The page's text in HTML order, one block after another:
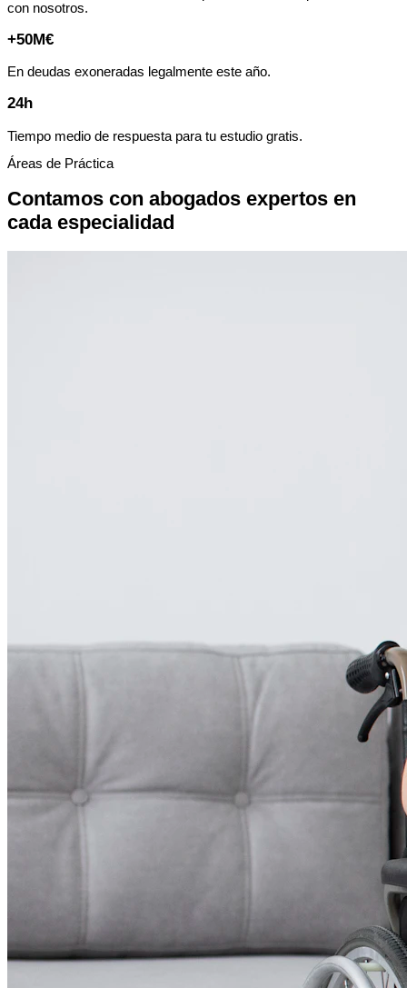
con nosotros.
+50M€
En deudas exoneradas legalmente este año.
24h
Tiempo medio de respuesta para tu estudio gratis.
Áreas de Práctica
Contamos con abogados expertos en
cada especialidad